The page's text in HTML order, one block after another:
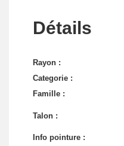
Détails
Rayon :
Categorie :
Famille :
Talon :
Info pointure :